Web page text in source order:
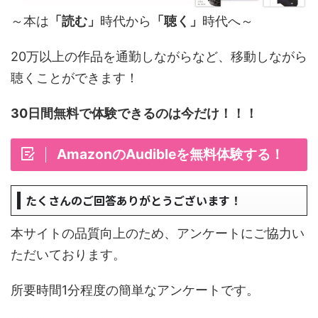
～本は 「読む」 時代から 「聴く」 時代へ～
20万以上の作品を通勤しながらなど、移動しながら
聴くことができます！
30日間無料で体験できるのは今だけ！！！
AmazonのAudibleを無料体験する！
たくさんのご回答ありがとうございます！
本サイトの品質向上のため、アンケートにご協力い
ただいております。
所要時間1分程度の簡単なアンケートです。